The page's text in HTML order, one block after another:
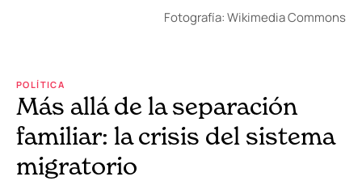
Fotografía: Wikimedia Commons
POLÍTICA
Más allá de la separación
familiar: la crisis del sistema
migratorio